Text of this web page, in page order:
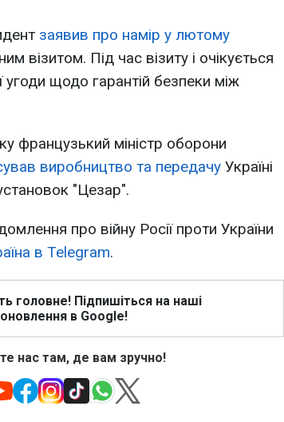
заявив про намір у лютому
візитом. Під час візиту і очікується
угоди щодо гарантій безпеки між
французький міністр оборони
виробництво та передачу Україні
"Цезар".
про війну Росії проти України
в Telegram.
головне! Підпишіться на наші
оновлення в Google!
нас там, де вам зручно!